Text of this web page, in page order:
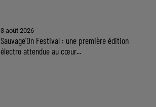
3 août 2026
Sauvage'On Festival : une première édition
électro attendue au cœur...